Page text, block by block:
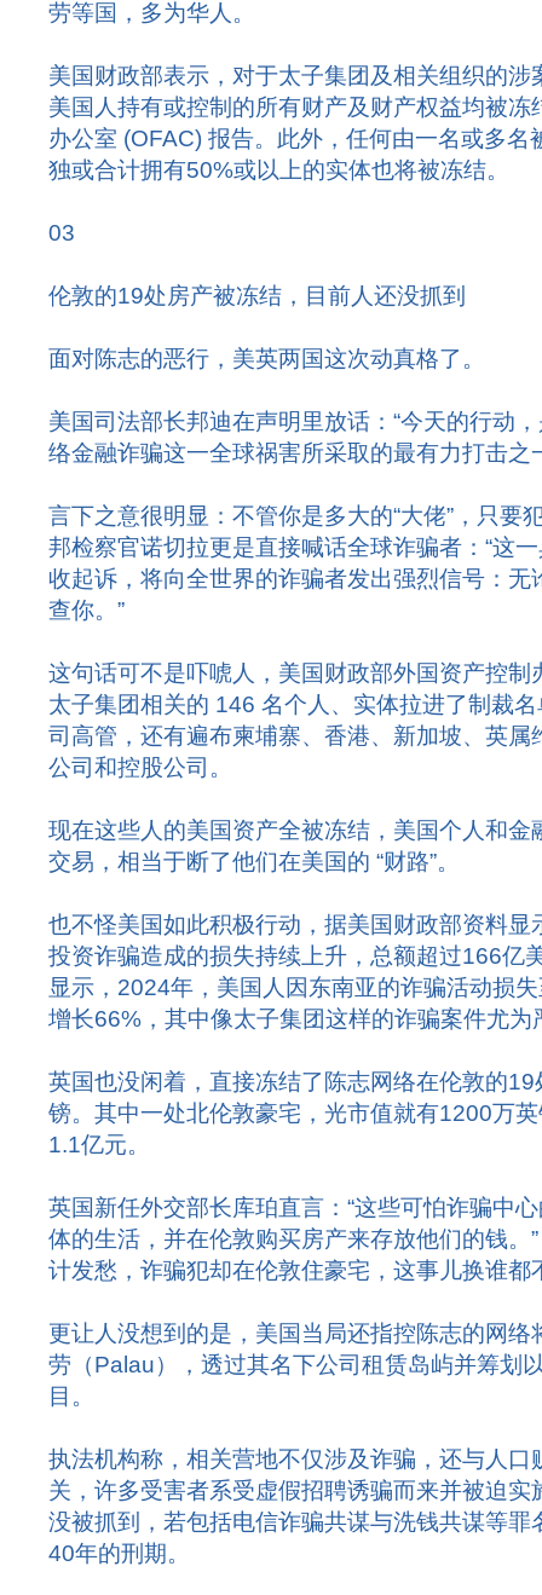
劳等国，多为华人。
美国财政部表示，对于太子集团及相关组织的
美国人持有或控制的所有财产及财产权益均被
办公室 (OFAC) 报告。此外，任何由一名或多名
独或合计拥有50%或以上的实体也将被冻结。
03
伦敦的19处房产被冻结，目前人还没抓到
面对陈志的恶行，美英两国这次动真格了。
美国司法部长邦迪在声明里放话：“今天的行动
络金融诈骗这一全球祸害所采取的最有力打击之
言下之意很明显：不管你是多大的“大佬”，只要
邦检察官诺切拉更是直接喊话全球诈骗者：“这
收起诉，将向全世界的诈骗者发出强烈信号：无
查你。”
这句话可不是吓唬人，美国财政部外国资产控制
太子集团相关的 146 名个人、实体拉进了制裁
司高管，还有遍布柬埔寨、香港、新加坡、英属
公司和控股公司。
现在这些人的美国资产全被冻结，美国个人和金
交易，相当于断了他们在美国的 “财路”。
也不怪美国如此积极行动，据美国财政部资料显
投资诈骗造成的损失持续上升，总额超过166亿
显示，2024年，美国人因东南亚的诈骗活动损
增长66%，其中像太子集团这样的诈骗案件尤为
英国也没闲着，直接冻结了陈志网络在伦敦的
镑。其中一处北伦敦豪宅，光市值就有1200万
1.1亿元。
英国新任外交部长库珀直言：“这些可怕诈骗中
体的生活，并在伦敦购买房产来存放他们的钱。
计发愁，诈骗犯却在伦敦住豪宅，这事儿换谁都
更让人没想到的是，美国当局还指控陈志的网
劳（Palau），透过其名下公司租赁岛屿并筹划
目。
执法机构称，相关营地不仅涉及诈骗，还与人口
关，许多受害者系受虚假招聘诱骗而来并被迫
没被抓到，若包括电信诈骗共谋与洗钱共谋等罪
40年的刑期。